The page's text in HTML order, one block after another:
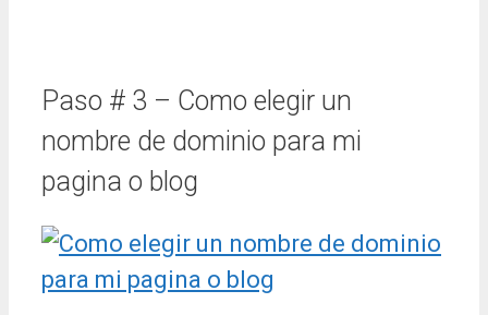
Paso # 3 – Como elegir un
nombre de dominio para mi
pagina o blog